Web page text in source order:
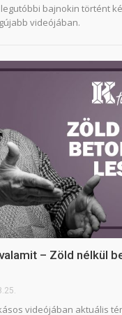
bajnokin történt
videójában.
– Zöld nélkül
videójában aktuális